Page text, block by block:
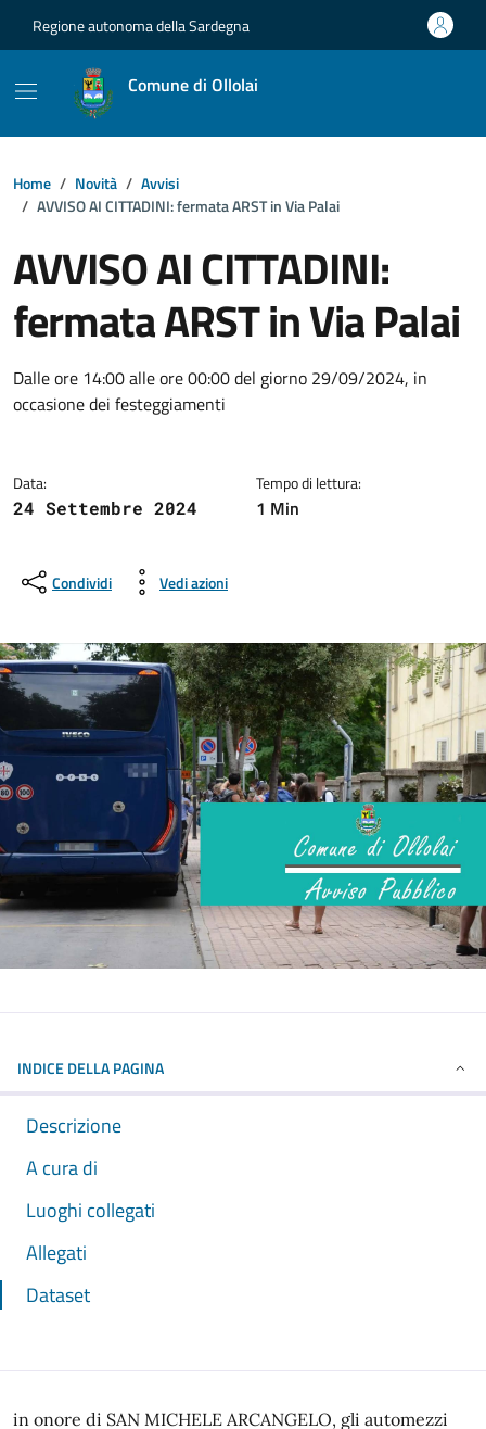
Regione autonoma della Sardegna
Comune di Ollolai
Home Novità
Avvisi
AVVISO AI CITTADINI: fermata ARST in Via Palai
AVVISO AI CITTADINI:
fermata ARST in Via Palai
Dettagli della notizia
Dalle ore 14:00 alle ore 00:00 del giorno 29/09/2024, in
occasione dei festeggiamenti
Data:
24 Settembre 2024
Tempo di lettura:
1 Min
Condividi Vedi azioni
INDICE DELLA PAGINA
Descrizione
A cura di
Luoghi collegati
Allegati
Dataset
in onore di SAN MICHELE ARCANGELO, gli automezzi